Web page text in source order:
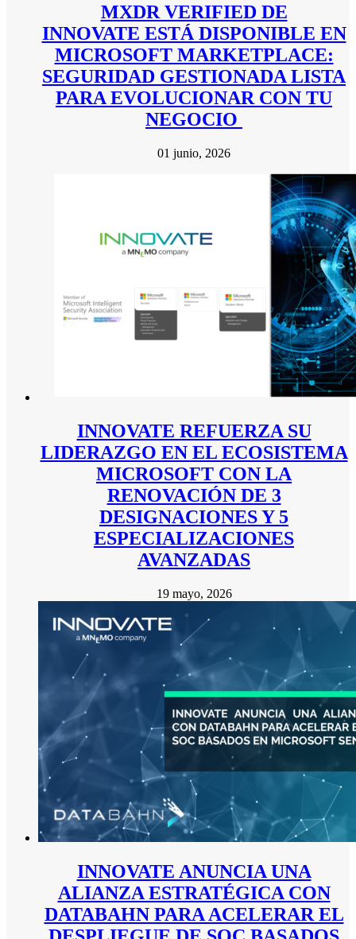
MXDR VERIFIED DE
INNOVATE ESTÁ DISPONIBLE EN
MICROSOFT MARKETPLACE:
SEGURIDAD GESTIONADA LISTA
PARA EVOLUCIONAR CON TU
NEGOCIO
01 junio, 2026
INNOVATE REFUERZA SU
LIDERAZGO EN EL ECOSISTEMA
MICROSOFT CON LA
RENOVACIÓN DE 3
DESIGNACIONES Y 5
ESPECIALIZACIONES
AVANZADAS
19 mayo, 2026
INNOVATE ANUNCIA UNA
ALIANZA ESTRATÉGICA CON
DATABAHN PARA ACELERAR EL